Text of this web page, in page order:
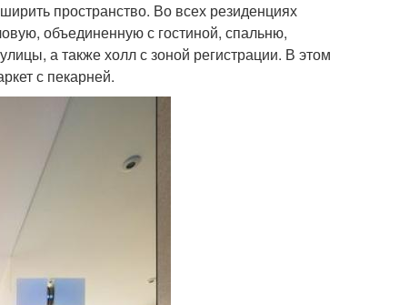
пространство. Во всех резиденциях
объединенную с гостиной, спальню,
а также холл с зоной регистрации. В этом
с пекарней.